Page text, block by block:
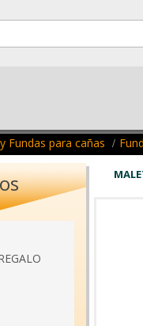
Fundas para cañas